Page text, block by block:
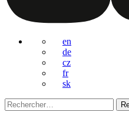
en
de
cz
fr
sk
Rechercher :